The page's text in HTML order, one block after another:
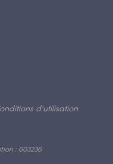
: 603236
d'utilisation